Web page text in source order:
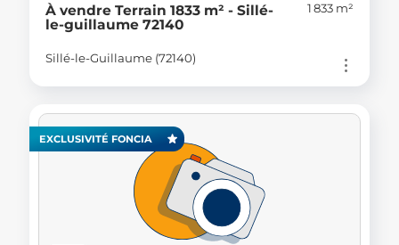
À vendre Terrain 1833 m² - Sillé-
le-guillaume 72140
1 833 m²
Sillé-le-Guillaume (72140)
EXCLUSIVITÉ FONCIA